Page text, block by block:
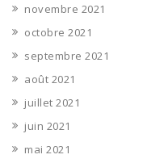
novembre 2021
octobre 2021
septembre 2021
août 2021
juillet 2021
juin 2021
mai 2021